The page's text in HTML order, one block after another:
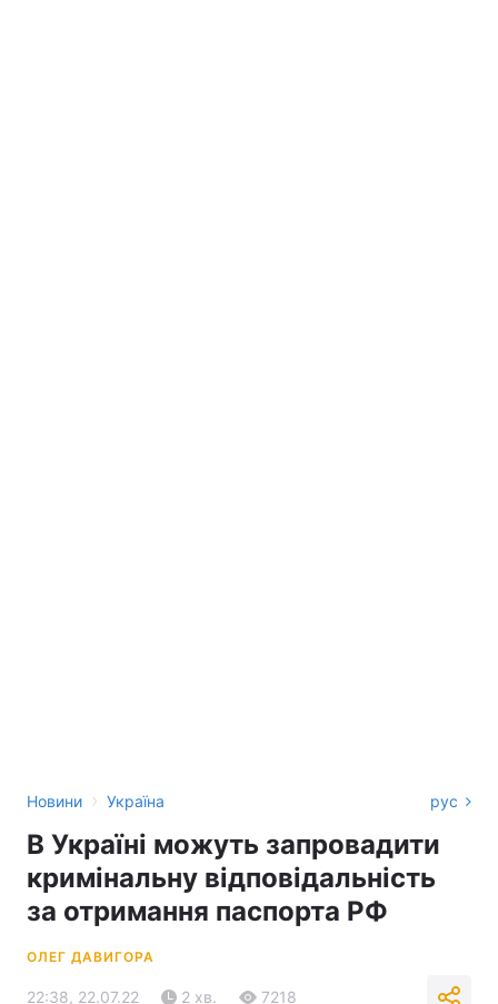
Новини › Україна рус
В Україні можуть запровадити
кримінальну відповідальність
за отримання паспорта РФ
ОЛЕГ ДАВИГОРА
22:38, 22.07.22 2 хв. 7218